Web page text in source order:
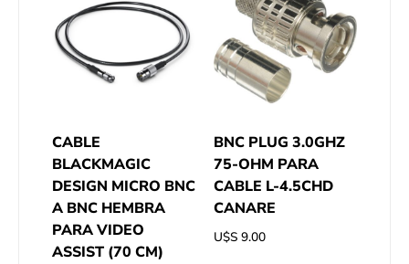
CABLE
BLACKMAGIC
DESIGN MICRO BNC
A BNC HEMBRA
PARA VIDEO
ASSIST (70 CM)
BNC PLUG 3.0GHZ
75-OHM PARA
CABLE L-4.5CHD
CANARE
U$S 9.00